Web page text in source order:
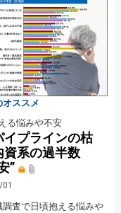
ススメ
る悩みや不安
イプラインの枯
系の過半数
”
調査で日頃抱える悩みや